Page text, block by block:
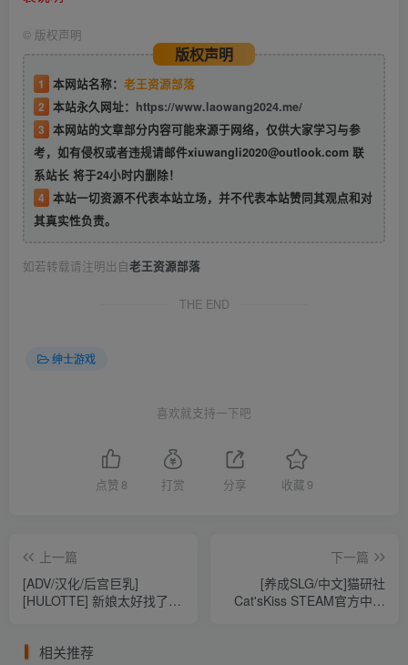
© 版权声明
版权声明
1 本网站名称： 老王资源部落
2 本站永久网址： https://www.laowang2024.me/
3 本网站的文章部分内容可能来源于网络，仅供大家学习与参
考，如有侵权或者违规请邮件xiuwangli2020@outlook.com 联
系站长 将于24小时内删除！
4 本站一切资源不代表本站立场，并不代表本站赞同其观点和对
其真实性负责。
如若转载请注明出自老王资源部落
THE END
绅士游戏
喜欢就支持一下吧
点赞 8 打赏 分享 收藏 9
上一篇
[ADV/汉化/后宫巨乳]
[HULOTTE] 新娘太好找了我
下一篇
[养成SLG/中文]猫研社
Cat'sKiss STEAM官方中文
相关推荐